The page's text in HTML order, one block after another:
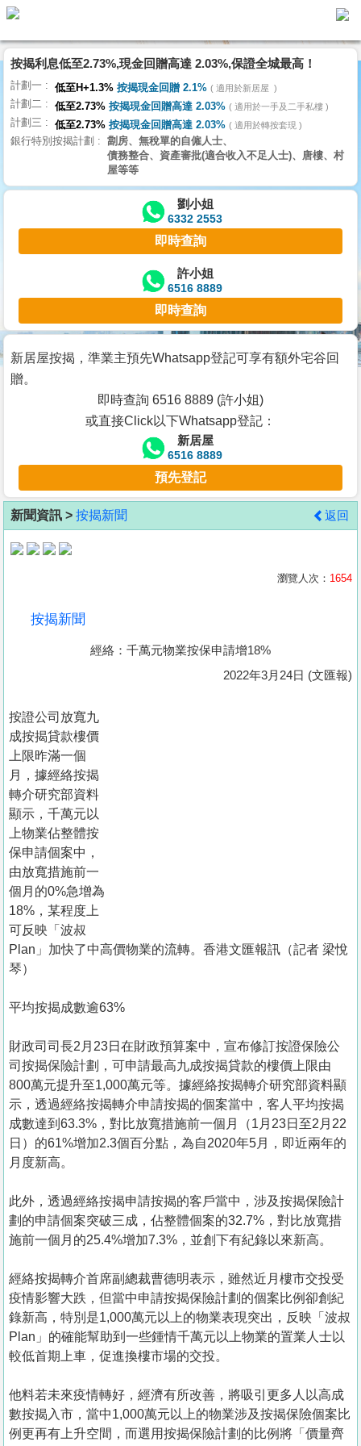
代
理
主
頁
搵
樓/
交
業
主
宅
谷
按
客
地
產
置
業
手
冊
關
於
我
們
按揭利息低至2.73%,現金回贈高達 2.03%,保證全城最高！
計劃一 低至H+1.3% 按揭現金回贈 2.1% 適用於新居屋
計劃二 低至2.73% 按揭現金回贈高達 2.03% 適用於一手及二手私樓
計劃三 低至2.73% 按揭現金回贈高達 2.03% 適用於轉按套現
銀行特別按揭計劃
劏房、無稅單的自僱人士、
債務整合、資產審批(適合收入不足人士)、唐樓、村
屋等等
劉小姐
6332 2553
即時查詢
許小姐
6516 8889
即時查詢
新居屋按揭，準業主預先Whatsapp登記可享有額外宅谷回
贈。
即時查詢 6516 8889 (許小姐)
或直接Click以下Whatsapp登記：
新居屋
6516 8889
預先登記
新聞資訊 > 按揭新聞 返回
瀏覽人次： 1654
按揭新聞
經絡：千萬元物業按保申請增18%
2022年3月24日 (文匯報)
按證公司放寬九
成按揭貸款樓價
上限昨滿一個
月，據經絡按揭
轉介研究部資料
顯示，千萬元以
上物業佔整體按
保申請個案中，
由放寬措施前一
個月的0%急增為
18%，某程度上
可反映「波叔
Plan」加快了中高價物業的流轉。香港文匯報訊（記者 梁悅
琴）
平均按揭成數逾63%
財政司司長2月23日在財政預算案中，宣布修訂按證保險公
司按揭保險計劃，可申請最高九成按揭貸款的樓價上限由
800萬元提升至1,000萬元等。據經絡按揭轉介研究部資料顯
示，透過經絡按揭轉介申請按揭的個案當中，客人平均按揭
成數達到63.3%，對比放寬措施前一個月（1月23日至2月22
日）的61%增加2.3個百分點，為自2020年5月，即近兩年的
月度新高。
此外，透過經絡按揭申請按揭的客戶當中，涉及按揭保險計
劃的申請個案突破三成，佔整體個案的32.7%，對比放寬措
施前一個月的25.4%增加7.3%，並創下有紀錄以來新高。
經絡按揭轉介首席副總裁曹德明表示，雖然近月樓市交投受
疫情影響大跌，但當中申請按揭保險計劃的個案比例卻創紀
錄新高，特別是1,000萬元以上的物業表現突出，反映「波叔
Plan」的確能幫助到一些鍾情千萬元以上物業的置業人士以
較低首期上車，促進換樓市場的交投。
他料若未來疫情轉好，經濟有所改善，將吸引更多人以高成
數按揭入市，當中1,000萬元以上的物業涉及按揭保險個案比
例更再有上升空間，而選用按揭保險計劃的比例將「價量齊